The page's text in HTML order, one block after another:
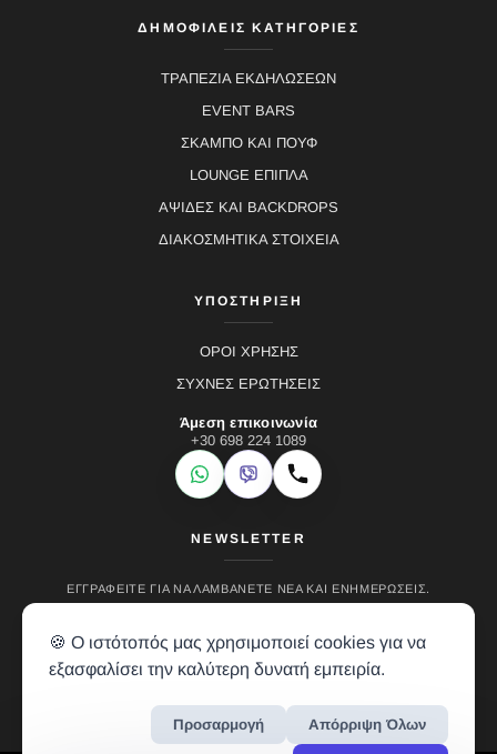
ΔΗΜΟΦΙΛΕΙΣ ΚΑΤΗΓΟΡΙΕΣ
ΤΡΑΠΕΖΙΑ ΕΚΔΗΛΩΣΕΩΝ
EVENT BARS
ΣΚΑΜΠΟ ΚΑΙ ΠΟΥΦ
LOUNGE ΕΠΙΠΛΑ
ΑΨΙΔΕΣ ΚΑΙ BACKDROPS
ΔΙΑΚΟΣΜΗΤΙΚΑ ΣΤΟΙΧΕΙΑ
ΥΠΟΣΤΗΡΙΞΗ
ΟΡΟΙ ΧΡΗΣΗΣ
ΣΥΧΝΕΣ ΕΡΩΤΗΣΕΙΣ
Άμεση επικοινωνία
+30 698 224 1089
WhatsApp
Viber Κλήση
NEWSLETTER
ΕΓΓΡΑΦΕΊΤΕ ΓΙΑ ΝΑ ΛΑΜΒΆΝΕΤΕ ΝΈΑ ΚΑΙ ΕΝΗΜΕΡΏΣΕΙΣ.
🍪 Ο ιστότοπός μας χρησιμοποιεί cookies για να
εξασφαλίσει την καλύτερη δυνατή εμπειρία.
Προσαρμογή Απόρριψη Όλων